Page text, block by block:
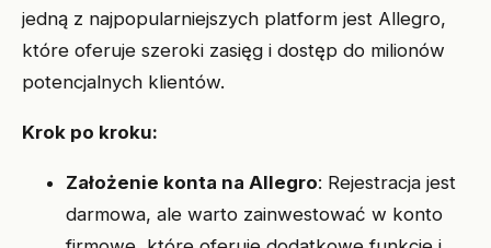
jedną z najpopularniejszych platform jest Allegro,
które oferuje szeroki zasięg i dostęp do milionów
potencjalnych klientów.
Krok po kroku:
Założenie konta na Allegro: Rejestracja jest
darmowa, ale warto zainwestować w konto